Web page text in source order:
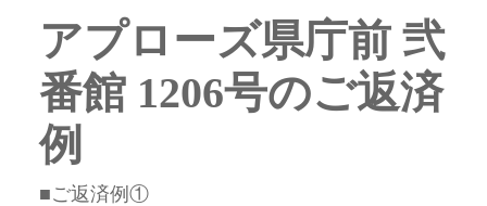
アプローズ県庁前 弐
番館 1206号のご返済
例
■ご返済例①